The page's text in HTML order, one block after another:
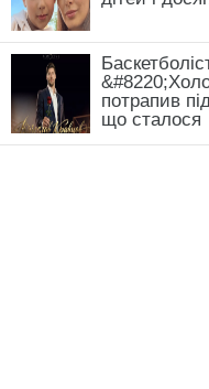
потрапив
що сталося